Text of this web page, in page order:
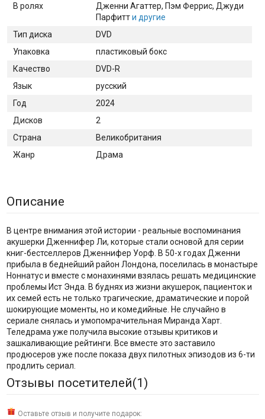
В ролях
Дженни Агаттер, Пэм Феррис, Джуди
Парфитти другие
Тип диска
DVD
Упаковка
пластиковый бокс
Качество
DVD-R
Язык
русский
Год
2024
Дисков
2
Страна
Великобритания
Жанр
Драма
Описание
В центре внимания этой истории - реальные воспоминания
акушерки Дженнифер Ли, которые стали основой для серии
книг-бестселлеров Дженнифер Уорф. В 50-х годах Дженни
прибыла в беднейший район Лондона, поселилась в монастыре
Ноннатус и вместе с монахинями взялась решать медицинские
проблемы Ист Энда. В буднях из жизни акушерок, пациенток и
их семей есть не только трагические, драматические и порой
шокирующие моменты, но и комедийные. Не случайно в
сериале снялась и умопомрачительная Миранда Харт.
Теледрама уже получила высокие отзывы критиков и
зашкаливающие рейтинги. Все вместе это заставило
продюсеров уже после показа двух пилотных эпизодов из 6-ти
продлить сериал.
Отзывы посетителей(1)
Оставьте отзыв и получите подарок: